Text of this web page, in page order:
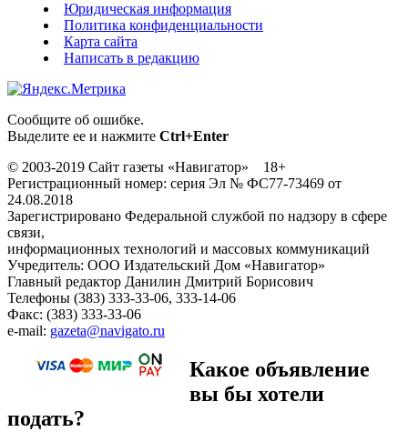
Юридическая информация
Политика конфиденциальности
Карта сайта
Написать в редакцию
Сообщите об ошибке.
Выделите ее и нажмите Ctrl+Enter
© 2003-2019 Сайт газеты «Навигатор» 18+
Регистрационный номер: серия Эл № ФС77-73469 от
24.08.2018
Зарегистрировано Федеральной службой по надзору в сфере
связи,
информационных технологий и массовых коммуникаций
Учредитель: ООО Издательский Дом «Навигатор»
Главный редактор Данилин Дмитрий Борисович
Телефоны (383) 333-33-06, 333-14-06
Факс: (383) 333-33-06
e-mail: gazeta@navigato.ru
Какое объявление
вы бы хотели
подать?